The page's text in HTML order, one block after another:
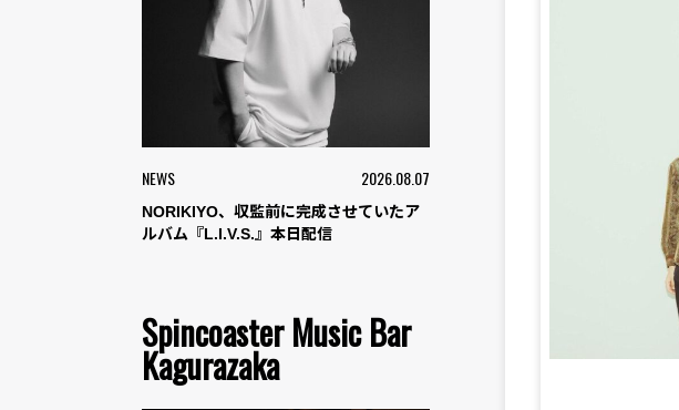
NEWS 2026.08.07
NORIKIYO、収監前に完成させていたア
ルバム『L.I.V.S.』本日配信
Spincoaster Music Bar
Kagurazaka